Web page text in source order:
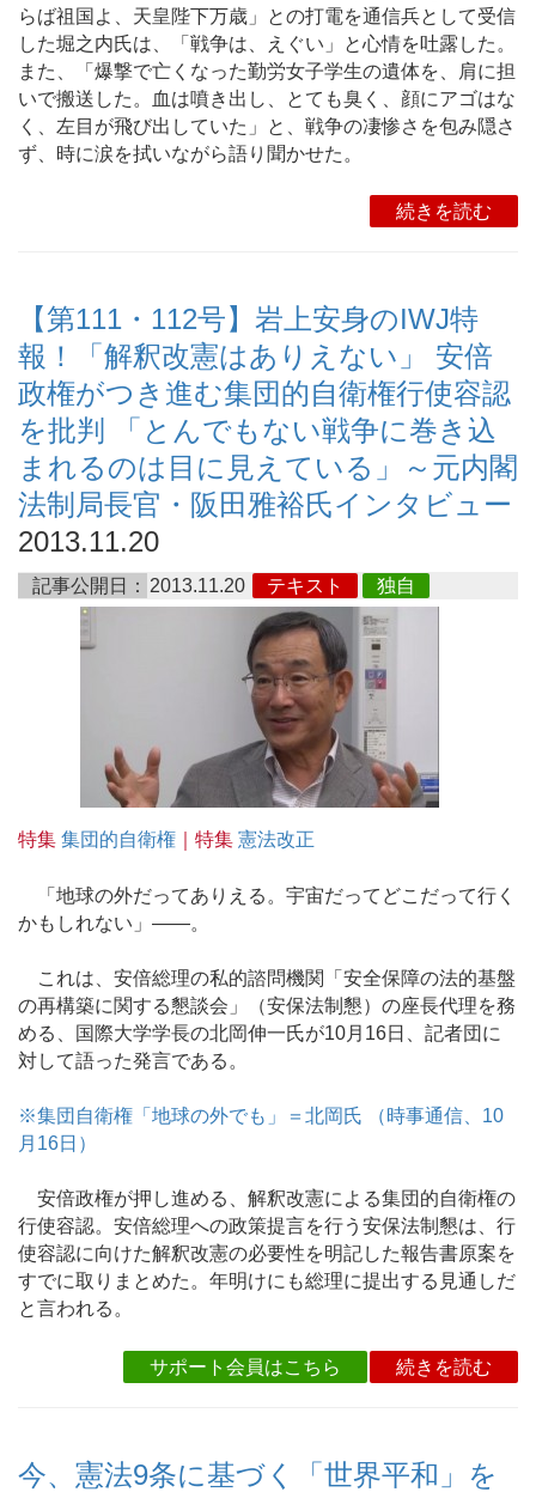
らば祖国よ、天皇陛下万歳」との打電を通信兵として受信
した堀之内氏は、「戦争は、えぐい」と心情を吐露した。
また、「爆撃で亡くなった勤労女子学生の遺体を、肩に担
いで搬送した。血は噴き出し、とても臭く、顔にアゴはな
く、左目が飛び出していた」と、戦争の凄惨さを包み隠さ
ず、時に涙を拭いながら語り聞かせた。
続きを読む
【第111・112号】岩上安身のIWJ特
報！「解釈改憲はありえない」 安倍
政権がつき進む集団的自衛権行使容認
を批判 「とんでもない戦争に巻き込
まれるのは目に見えている」～元内閣
法制局長官・阪田雅裕氏インタビュー
2013.11.20
記事公開日： 2013.11.20 テキスト 独自
特集 集団的自衛権 ｜特集 憲法改正
「地球の外だってありえる。宇宙だってどこだって行く
かもしれない」――。
これは、安倍総理の私的諮問機関「安全保障の法的基盤
の再構築に関する懇談会」（安保法制懇）の座長代理を務
める、国際大学学長の北岡伸一氏が10月16日、記者団に
対して語った発言である。
※集団自衛権「地球の外でも」＝北岡氏 （時事通信、10
月16日）
安倍政権が押し進める、解釈改憲による集団的自衛権の
行使容認。安倍総理への政策提言を行う安保法制懇は、行
使容認に向けた解釈改憲の必要性を明記した報告書原案を
すでに取りまとめた。年明けにも総理に提出する見通しだ
と言われる。
サポート会員はこちら 続きを読む
今、憲法9条に基づく「世界平和」を